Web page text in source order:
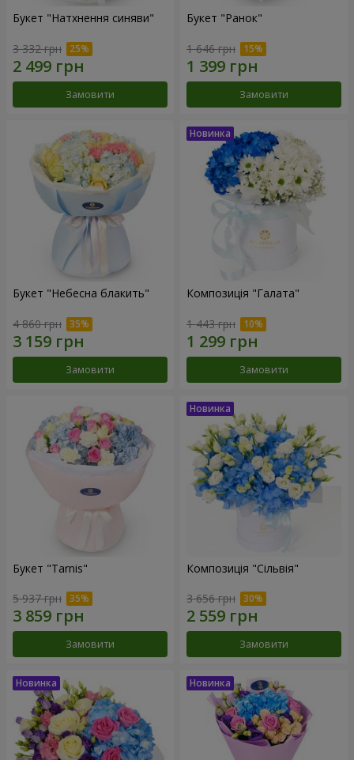
Букет "Натхнення синяви"
3 332 грн
Замовити
Букет "Ранок"
1 646 грн
Замовити
Букет "Небесна блакить"
4 860 грн
Замовити
Композиція "Галата"
1 443 грн
Замовити
Букет "Tarnis"
5 937 грн
Замовити
Композиція "Сільвія"
3 656 грн
Замовити